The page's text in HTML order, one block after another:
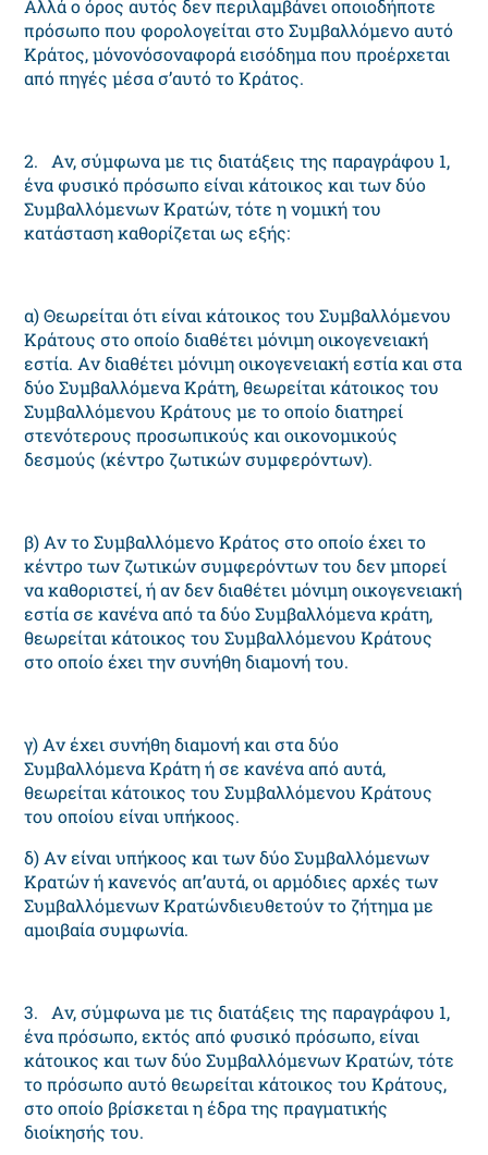
Aλλά ο όρος αυτός δεν περιλαμβάνει οποιοδήποτε
πρόσωπο που φορολογείται στο Συμβαλλόμενο αυτό
Kράτος, μόνονόσοναφορά εισόδημα που προέρχεται
από πηγές μέσα σ’αυτό το Kράτος.
2. Aν, σύμφωνα με τις διατάξεις της παραγράφου 1,
ένα φυσικό πρόσωπο είναι κάτοικος και των δύο
Συμβαλλόμενων Kρατών, τότε η νομική του
κατάσταση καθορίζεται ως εξής:
α) Θεωρείται ότι είναι κάτοικος του Συμβαλλόμενου
Kράτους στο οποίο διαθέτει μόνιμη οικογενειακή
εστία. Aν διαθέτει μόνιμη οικογενειακή εστία και στα
δύο Συμβαλλόμενα Kράτη, θεωρείται κάτοικος του
Συμβαλλόμενου Kράτους με το οποίο διατηρεί
στενότερους προσωπικούς και οικονομικούς
δεσμούς (κέντρο ζωτικών συμφερόντων).
β) Aν το Συμβαλλόμενο Kράτος στο οποίο έχει το
κέντρο των ζωτικών συμφερόντων του δεν μπορεί
να καθοριστεί, ή αν δεν διαθέτει μόνιμη οικογενειακή
εστία σε κανένα από τα δύο Συμβαλλόμενα κράτη,
θεωρείται κάτοικος του Συμβαλλόμενου Kράτους
στο οποίο έχει την συνήθη διαμονή του.
γ) Aν έχει συνήθη διαμονή και στα δύο
Συμβαλλόμενα Kράτη ή σε κανένα από αυτά,
θεωρείται κάτοικος του Συμβαλλόμενου Kράτους
του οποίου είναι υπήκοος.
δ) Aν είναι υπήκοος και των δύο Συμβαλλόμενων
Kρατών ή κανενός απ’αυτά, οι αρμόδιες αρχές των
Συμβαλλόμενων Kρατώνδιευθετούν το ζήτημα με
αμοιβαία συμφωνία.
3. Aν, σύμφωνα με τις διατάξεις της παραγράφου 1,
ένα πρόσωπο, εκτός από φυσικό πρόσωπο, είναι
κάτοικος και των δύο Συμβαλλόμενων Kρατών, τότε
το πρόσωπο αυτό θεωρείται κάτοικος του Kράτους,
στο οποίο βρίσκεται η έδρα της πραγματικής
διοίκησής του.